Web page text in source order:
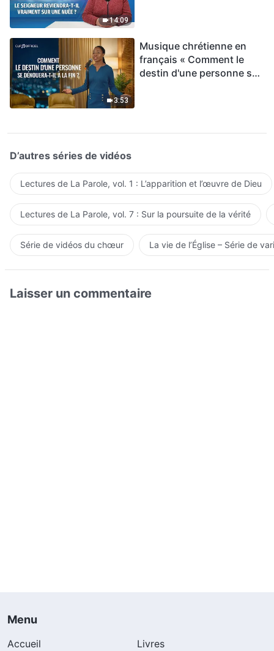
14:09
3:53
Musique chrétienne en
français « Comment le
destin d'une personne se
D’autres séries de vidéos
Lectures de La Parole, vol. 1 : L’apparition et l’œuvre de Dieu
Lectures de La Parole, vol. 7 : Sur la poursuite de la vérité
Série de vidéos du chœur La vie de l’Église – Série de
Laisser un commentaire
Menu
Accueil
Livres